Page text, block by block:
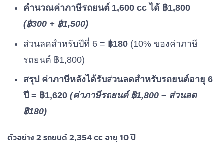
คำนวณค่าภาษีรถยนต์ 1,600 cc ได้ ฿1,800
(฿300 + ฿1,500)
ส่วนลดสำหรับปีที่ 6 = ฿180 (10% ของค่าภาษี
รถยนต์ ฿1,800)
สรุป ค่าภาษีหลังได้รับส่วนลดสำหรับรถยนต์อายุ 6
ปี = ฿1,620 (ค่าภาษีรถยนต์ ฿1,800 – ส่วนลด
฿180)
ตัวอย่าง 2 รถยนต์ 2,354 cc อายุ 10 ปี